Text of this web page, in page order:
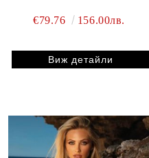
€79.76 156.00лв.
Виж детайли